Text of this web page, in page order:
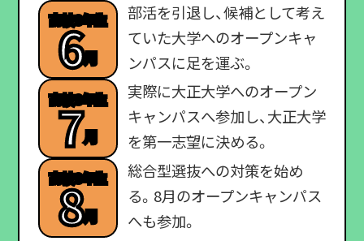
高校3年生
6月
部活を引退し、候補として考え
ていた大学へのオープンキャ
ンパスに足を運ぶ。
高校3年生
7月
実際に大正大学へのオープン
キャンパスへ参加し、大正大学
を第一志望に決める。
高校3年生
8月
総合型選抜への対策を始め
る。8月のオープンキャンパス
へも参加。